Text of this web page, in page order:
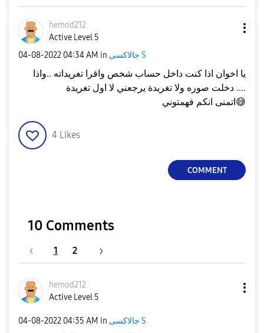
hemod212
Active Level 5
‎04-08-2022 04:34 AM in جالاكسى S
يا اخوان اذا كنت داخل حساب شخص واقرا تغريداته ..واذا
دخلت صوره ولا تغريدة يرجعني لا اول تغريدة ....
اتمنى انكم فهمتوني😅
4 Likes
COMMENT
10 Comments
1 2
hemod212
Active Level 5
‎04-08-2022 04:35 AM in جالاكسى S